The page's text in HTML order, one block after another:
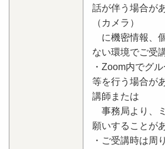
話が伴う場合が
（カメラ）
に機密情報、
ない環境でご受
・Zoom内でグ
等を行う場合が
講師または
事務局より、
願いすることが
・ご受講時は周